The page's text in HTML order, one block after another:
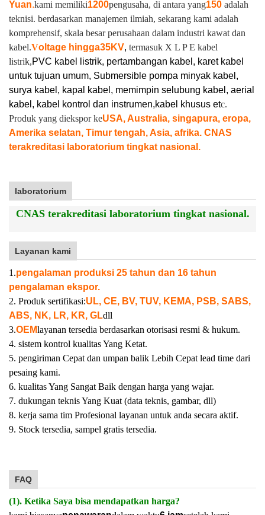
Yuan.kami memiliki1200pengusaha, di antara yang150 adalah
teknisi. berdasarkan manajemen ilmiah, sekarang kami adalah
komprehensif, skala besar perusahaan dalam industri kawat dan
kabel.Voltage hingga35KV, termasuk X L P E kabel
listrik,PVC kabel listrik, pertambangan kabel, karet kabel
untuk tujuan umum, Submersible pompa minyak kabel,
surya kabel, kapal kabel, memimpin selubung kabel, aerial
kabel, kabel kontrol dan instrumen,kabel khusus etc.
Produk yang diekspor keUSA, Australia, singapura, eropa,
Amerika selatan, Timur tengah, Asia, afrika. CNAS
terakreditasi laboratorium tingkat nasional.
laboratorium
CNAS terakreditasi laboratorium tingkat nasional.
Layanan kami
1.pengalaman produksi 25 tahun dan 16 tahun
pengalaman ekspor.
2. Produk sertifikasi:UL, CE, BV, TUV, KEMA, PSB, SABS,
ABS, NK, LR, KR, GLdll
3.OEMlayanan tersedia berdasarkan otorisasi resmi & hukum.
4. sistem kontrol kualitas Yang Ketat.
5. pengiriman Cepat dan umpan balik Lebih Cepat lead time dari
pesaing kami.
6. kualitas Yang Sangat Baik dengan harga yang wajar.
7. dukungan teknis Yang Kuat (data teknis, gambar, dll)
8. kerja sama tim Profesional layanan untuk anda secara aktif.
9. Stock tersedia, sampel gratis tersedia.
FAQ
(1). Ketika Saya bisa mendapatkan harga?